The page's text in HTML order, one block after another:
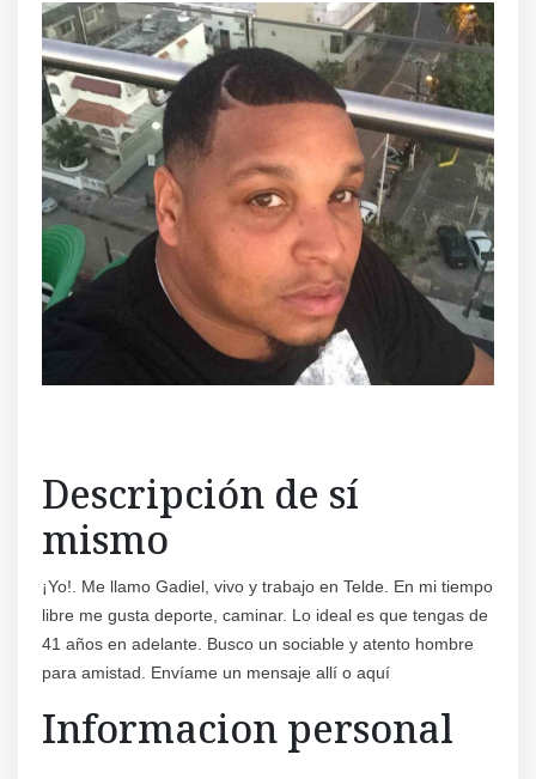
Descripción de sí
mismo
¡Yo!. Me llamo Gadiel, vivo y trabajo en Telde. En mi tiempo
libre me gusta deporte, caminar. Lo ideal es que tengas de
41 años en adelante. Busco un sociable y atento hombre
para amistad. Envíame un mensaje allí o aquí
Informacion personal